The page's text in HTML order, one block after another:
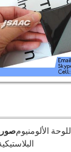
فيلم واقية PE للوحة الألومنيوم